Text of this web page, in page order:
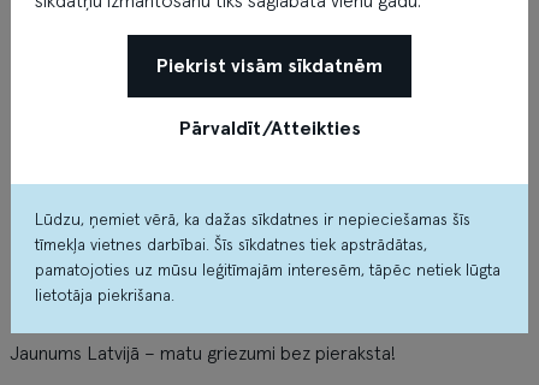
Par veikalu
Jaunums Latvijā – matu griezumi bez pieraksta!
Piekrist visām sīkdatnēm
Pārvaldīt/Atteikties
Lūdzu, ņemiet vērā, ka dažas sīkdatnes ir nepieciešamas šīs
tīmekļa vietnes darbībai. Šīs sīkdatnes tiek apstrādātas,
pamatojoties uz mūsu leģitīmajām interesēm, tāpēc netiek lūgta
lietotāja piekrišana.